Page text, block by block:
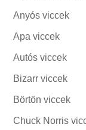
Anyós viccek
Apa viccek
Autós viccek
Bizarr viccek
Börtön viccek
Chuck Norris